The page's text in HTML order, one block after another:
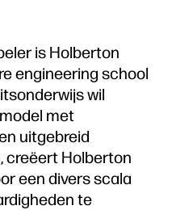
is Holberton
engineering school
wil
met
uitgebreid
creëert Holberton
een divers scala
te